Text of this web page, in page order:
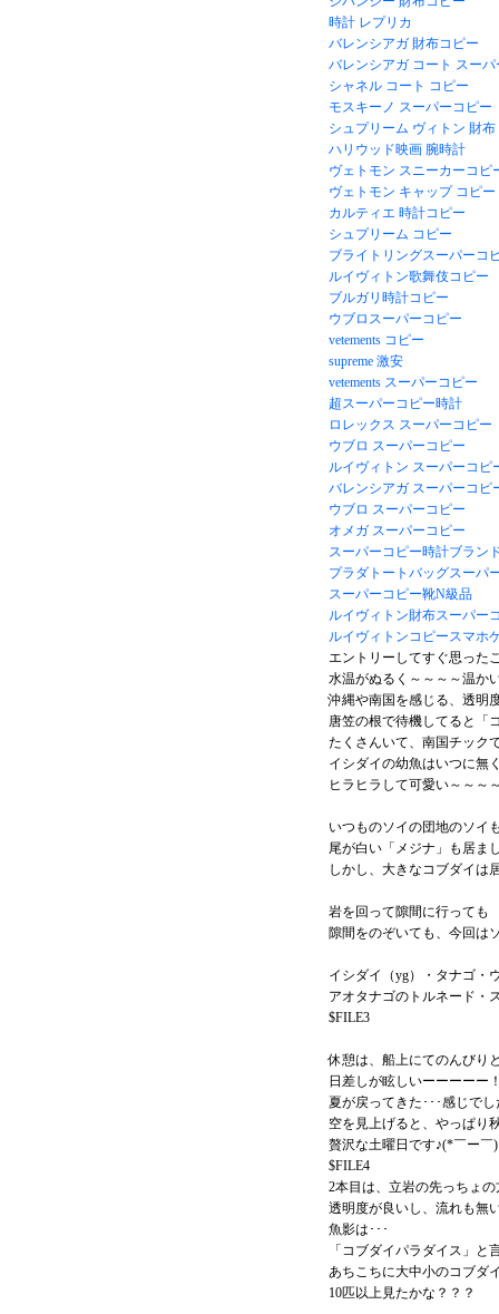
時計 レプリカ
バレンシアガ 財布コピー
バレンシアガ コート スー
シャネル コート コピー
モスキーノ スーパーコピー
シュプリーム ヴィトン 財布
ハリウッド映画 腕時計
ヴェトモン スニーカーコピ
ヴェトモン キャップ コピー
カルティエ 時計コピー
シュプリーム コピー
ブライトリングスーパーコ
ルイヴィトン歌舞伎コピー
ブルガリ時計コピー
ウブロスーパーコピー
vetements コピー
supreme 激安
vetements スーパーコピー
超スーパーコピー時計
ロレックス スーパーコピー
ウブロ スーパーコピー
ルイヴィトン スーパーコピ
バレンシアガ スーパーコピ
ウブロ スーパーコピー
オメガ スーパーコピー
スーパーコピー時計ブラン
プラダトートバッグスーパ
スーパーコピー靴N級品
ルイヴィトン財布スーパー
ルイヴィトンコピースマホ
エントリーしてすぐ思った
水温がぬるく～～～～温か
沖縄や南国を感じる、透明
唐笠の根で待機してると「
たくさんいて、南国チック
イシダイの幼魚はいつに無
ヒラヒラして可愛い～～～
いつものソイの団地のソイ
尾が白い「メジナ」も居ま
しかし、大きなコブダイは
岩を回って隙間に行っても
隙間をのぞいても、今回は
イシダイ（yg）・タナゴ・
アオタナゴのトルネード・
$FILE3
休憩は、船上にてのんびり
日差しが眩しいーーーーー
夏が戻ってきた･･･感じで
空を見上げると、やっぱり
贅沢な土曜日です♪(*￣ー￣
$FILE4
2本目は、立岩の先っちょ
透明度が良いし、流れも無
魚影は･･･
「コブダイパラダイス」と
あちこちに大中小のコブダ
10匹以上見たかな？？？